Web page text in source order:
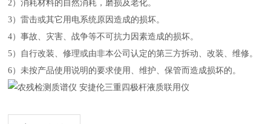
2）消耗材料的自然消耗，磨损及老化。
3）雷击或其它用电系统原因造成的损坏。
4）事故、灾害、战争等不可抗力因素造成的损坏。
5）自行改装、修理或由非本公司认定的第三方拆动、改装、维修。
6）未按产品使用说明的要求使用、维护、保管而造成损坏的。